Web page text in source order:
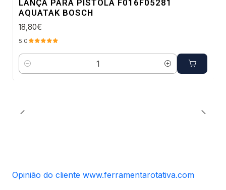
LANÇA PARA PISTOLA F016F05281
AQUATAK BOSCH
18,80€
5.0
Quantidade
Opinião do cliente www.ferramentarotativa.com